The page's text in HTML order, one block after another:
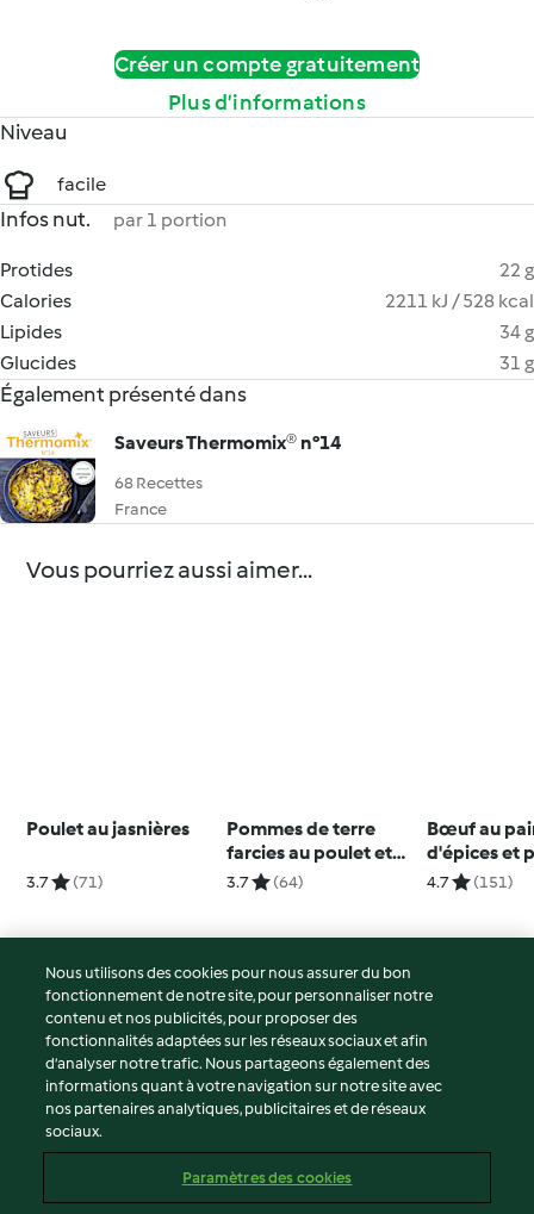
Créer un compte gratuitement
Plus d’informations
Niveau
facile
Infos nut. par 1 portion
Protides
22 g
Calories
2211 kJ / 528 kcal
Lipides
34 g
Glucides
31 g
Également présenté dans
Saveurs Thermomix® n°14
68 Recettes
France
Vous pourriez aussi aimer...
Poulet au jasnières
3.7 (71)
Pommes de terre
farcies au poulet et
champignons
3.7 (64)
Bœuf au
d'épices et
vapeur
4.7 (151)
© Copyright 2026
Conditions d'utilisation
Politique de confidentialité
Non-responsabilité
Mentions légales
Contenu du rapport
Nous utilisons des cookies pour nous assurer du bon
fonctionnement de notre site, pour personnaliser notre
contenu et nos publicités, pour proposer des
fonctionnalités adaptées sur les réseaux sociaux et afin
d’analyser notre trafic. Nous partageons également des
informations quant à votre navigation sur notre site avec
nos partenaires analytiques, publicitaires et de réseaux
sociaux.
Paramètres des cookies